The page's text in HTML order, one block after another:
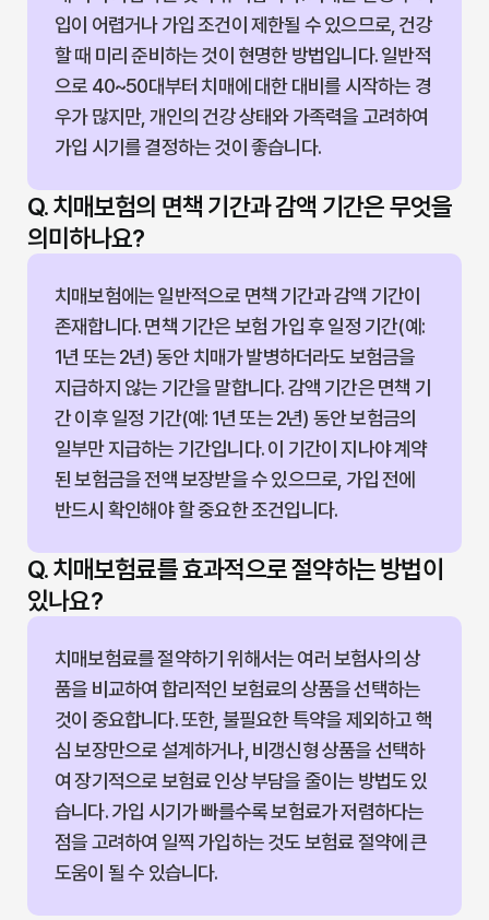
입이 어렵거나 가입 조건이 제한될 수 있으므로, 건강
할 때 미리 준비하는 것이 현명한 방법입니다. 일반적
으로 40~50대부터 치매에 대한 대비를 시작하는 경
우가 많지만, 개인의 건강 상태와 가족력을 고려하여
가입 시기를 결정하는 것이 좋습니다.
Q. 치매보험의 면책 기간과 감액 기간은 무엇을
의미하나요?
치매보험에는 일반적으로 면책 기간과 감액 기간이
존재합니다. 면책 기간은 보험 가입 후 일정 기간(예:
1년 또는 2년) 동안 치매가 발병하더라도 보험금을
지급하지 않는 기간을 말합니다. 감액 기간은 면책 기
간 이후 일정 기간(예: 1년 또는 2년) 동안 보험금의
일부만 지급하는 기간입니다. 이 기간이 지나야 계약
된 보험금을 전액 보장받을 수 있으므로, 가입 전에
반드시 확인해야 할 중요한 조건입니다.
Q. 치매보험료를 효과적으로 절약하는 방법이
있나요?
치매보험료를 절약하기 위해서는 여러 보험사의 상
품을 비교하여 합리적인 보험료의 상품을 선택하는
것이 중요합니다. 또한, 불필요한 특약을 제외하고 핵
심 보장만으로 설계하거나, 비갱신형 상품을 선택하
여 장기적으로 보험료 인상 부담을 줄이는 방법도 있
습니다. 가입 시기가 빠를수록 보험료가 저렴하다는
점을 고려하여 일찍 가입하는 것도 보험료 절약에 큰
도움이 될 수 있습니다.